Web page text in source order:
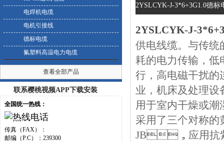
电焊机电缆
电机引接线
德标电缆
氟塑料高温电力电缆
查看全部产品
联系樱桃视频APP下载安装
全国统一热线：
传真（FAX）：
邮编（P.C）：239300
2YSLCYK-J-3*6+3G1.0德标电
2YSLCYK-J-
供电线缆。与传统
耗的电力传输，
行，高电磁干扰的
业，机床及处理设
用于室内干燥或潮湿
采用了三个对称的
JB，应用抗紫